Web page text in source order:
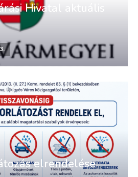
Hivatal aktuális
elrendelése